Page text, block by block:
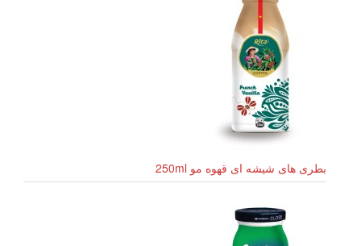
بطری های شیشه ای قهوه مو 250ml